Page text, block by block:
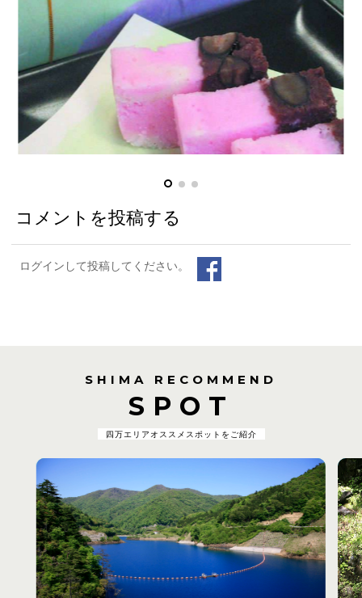
コメントを投稿する
ログインして投稿してください。
SHIMA RECOMMEND
SPOT
四万エリアオススメスポットをご紹介